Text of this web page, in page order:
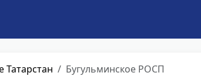
Татарстан Бугульминское РОСП